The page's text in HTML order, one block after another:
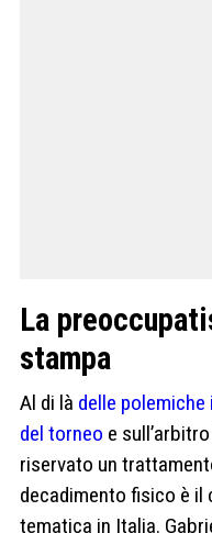
La
stampa
Al di là delle
del torneo e
riservato un
decadimento fisico è il
tematica in Italia.